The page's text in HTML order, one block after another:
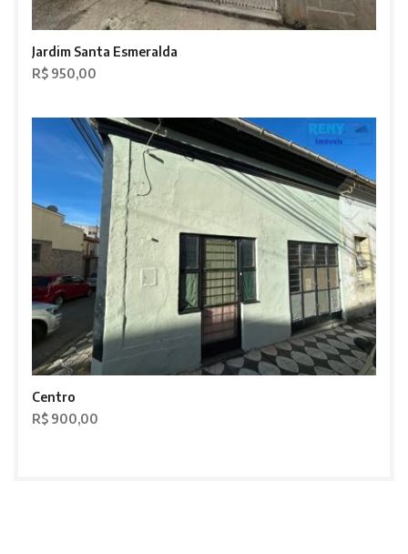
Jardim Santa Esmeralda
R$ 950,00
Centro
R$ 900,00